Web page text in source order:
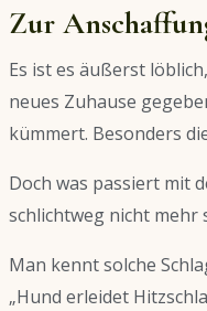
Zur
Es ist es äußerst
neues Zuhause
kümmert. Besonders
Doch was passiert mit
schlichtweg nicht mehr
Man kennt solche
„Hund erleidet